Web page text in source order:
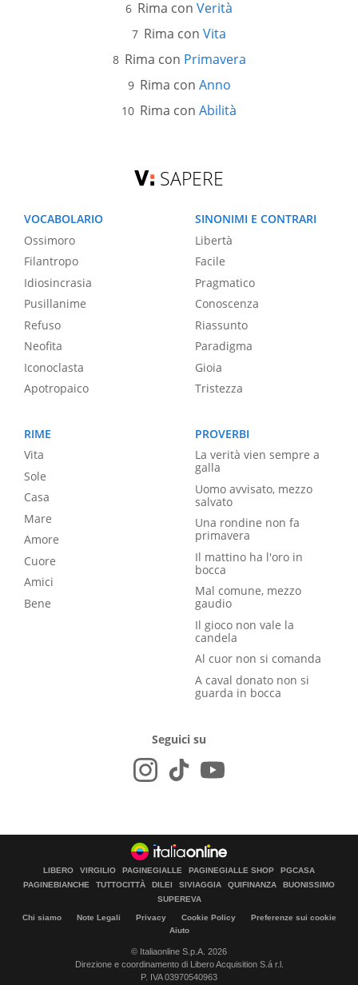
Rima con Verità
Rima con Vita
Rima con Primavera
Rima con Anno
Rima con Abilità
SAPERE
VOCABOLARIO
Ossimoro
Filantropo
Idiosincrasia
Pusillanime
Refuso
Neofita
Iconoclasta
Apotropaico
SINONIMI E CONTRARI
Libertà
Facile
Pragmatico
Conoscenza
Riassunto
Paradigma
Gioia
Tristezza
RIME
Vita
Sole
Casa
Mare
Amore
Cuore
Amici
Bene
PROVERBI
La verità vien sempre a
galla
Uomo avvisato, mezzo
salvato
Una rondine non fa
primavera
Il mattino ha l'oro in
bocca
Mal comune, mezzo
gaudio
Il gioco non vale la
candela
Al cuor non si comanda
A caval donato non si
guarda in bocca
Seguici su
LIBERO VIRGILIO PAGINEGIALLE PAGINEGIALLE SHOP
PGCASA
PAGINEBIANCHE
TUTTOCITTÀ DILEI SIVIAGGIA QUIFINANZA
BUONISSIMO
SUPEREVA
Chi siamo Note Legali Privacy Cookie Policy
Preferenze sui cookie
Aiuto
© Italiaonline S.p.A. 2026
Direzione e coordinamento di Libero Acquisition S.á r.l.
P. IVA 03970540963